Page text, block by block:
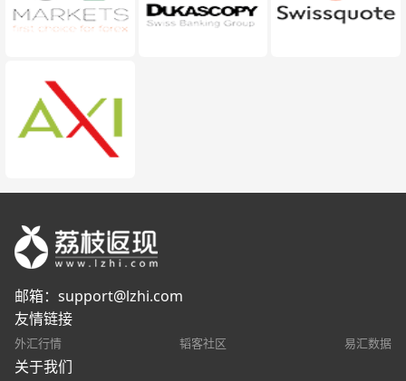
邮箱： support@lzhi.com
友情链接
外汇行情 韬客社区 易汇数据
关于我们